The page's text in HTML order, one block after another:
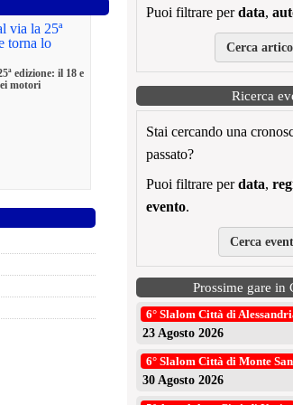
Puoi filtrare perdata,
Cerca
Ricerca
Stai cercando una
passato?
Puoi filtrare perdata,
evento.
Cerca
Prossime gare in
6° Slalom Città di
23 Agosto 2026
6° Slalom Città di Monte
30 Agosto 2026
edizione: il 18 e
motori